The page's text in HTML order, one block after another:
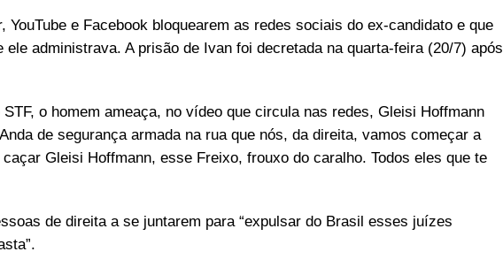
YouTube e Facebook bloquearem as redes sociais do ex-candidato e que
ele administrava. A prisão de Ivan foi decretada na quarta-feira (20/7) após
o homem ameaça, no vídeo que circula nas redes, Gleisi Hoffmann
de segurança armada na rua que nós, da direita, vamos começar a
Gleisi Hoffmann, esse Freixo, frouxo do caralho. Todos eles que te
de direita a se juntarem para “expulsar do Brasil esses juízes